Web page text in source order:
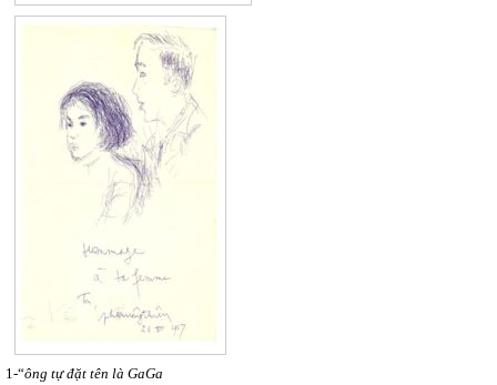
1-“ông tự đặt tên là GaGa